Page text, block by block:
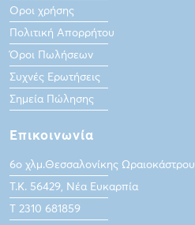
Οροι χρήσης
Πολιτική Απορρήτου
Όροι Πωλήσεων
Συχνές Ερωτήσεις
Σημεία Πώλησης
Επικοινωνία
6ο χλμ.Θεσσαλονίκης Ωραιοκάστρου
Τ.Κ. 56429, Νέα Ευκαρπία
Τ 2310 681859